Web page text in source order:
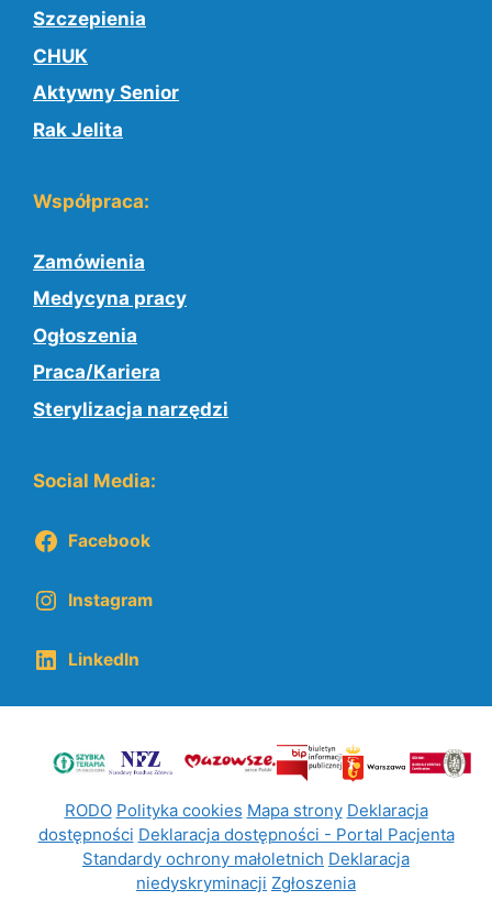
Szczepienia
CHUK
Aktywny Senior
Rak Jelita
Współpraca:
Zamówienia
Medycyna pracy
Ogłoszenia
Praca/Kariera
Sterylizacja narzędzi
Social Media:
Facebook
Instagram
LinkedIn
RODO Polityka cookies Mapa strony Deklaracja
dostępności Deklaracja dostępności - Portal Pacjenta
Standardy ochrony małoletnich Deklaracja
niedyskryminacji Zgłoszenia